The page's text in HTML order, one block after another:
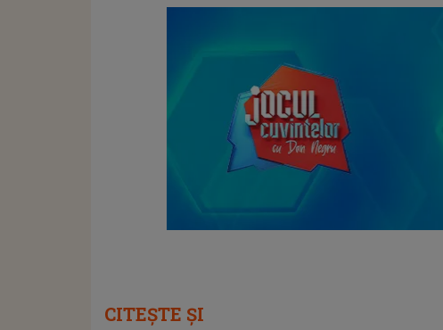
CITEȘTE ȘI